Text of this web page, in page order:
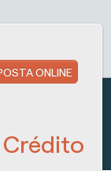
ONLINE
Crédito